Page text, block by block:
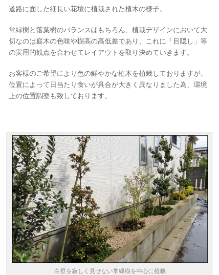
道路に面した細長い花壇に植栽された植木の様子。
常緑樹と落葉樹のバランスはもちろん、植栽デザインにおいて大
切なのは庭木の色味や樹高の高低差であり、これに「目隠し」等
の実用的観点を合わせてレイアウトを取り決めていきます。
お客様のご希望により色の鮮やかな植木を植栽しておりますが、
位置によって日当たり食いが具合が大きく異なりました為、環境
上の位置調整も致しております。
白壁を寂しく見せない常緑樹を中心に植栽